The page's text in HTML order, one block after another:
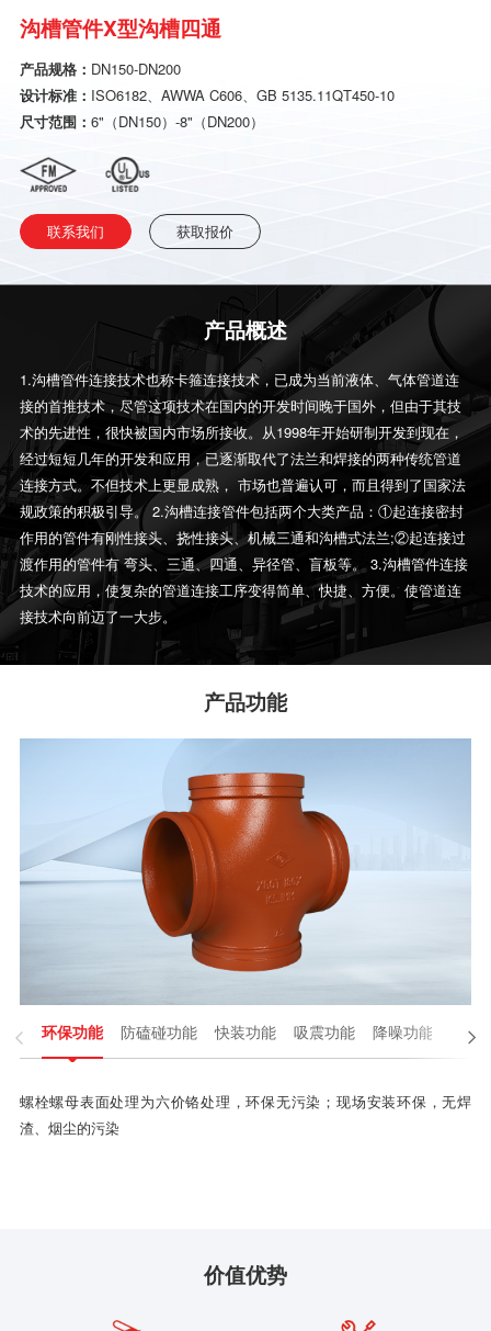
沟槽管件X型沟槽四通
产品规格： DN150-DN200
设计标准： ISO6182、AWWA C606、GB 5135.11QT450-10
尺寸范围： 6"（DN150）-8"（DN200）
联系我们 获取报价
产品概述
1.沟槽管件连接技术也称卡箍连接技术，已成为当前液体、气体管道连
接的首推技术，尽管这项技术在国内的开发时间晚于国外，但由于其技
术的先进性，很快被国内市场所接收。从1998年开始研制开发到现在，
经过短短几年的开发和应用，已逐渐取代了法兰和焊接的两种传统管道
连接方式。不但技术上更显成熟， 市场也普遍认可，而且得到了国家法
规政策的积极引导。 2.沟槽连接管件包括两个大类产品：①起连接密封
作用的管件有刚性接头、挠性接头、机械三通和沟槽式法兰;②起连接过
渡作用的管件有 弯头、三通、四通、异径管、盲板等。 3.沟槽管件连接
技术的应用，使复杂的管道连接工序变得简单、快捷、方便。使管道连
接技术向前迈了一大步。
产品功能
环保功能 防磕碰功能 快装功能 吸震功能 降噪功能 性


螺栓螺母表面处理为六价铬处理，环保无污染；现场安装环保，无焊
渣、烟尘的污染
价值优势